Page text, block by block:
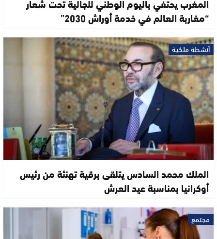
“مغاربة العالم في خدمة أوراش 2030”
أنشطة ملكية
الملك محمد السادس يتلقى برقية تهنئة من رئيس
أوكرانيا بمناسبة عيد العرش
مجتمع